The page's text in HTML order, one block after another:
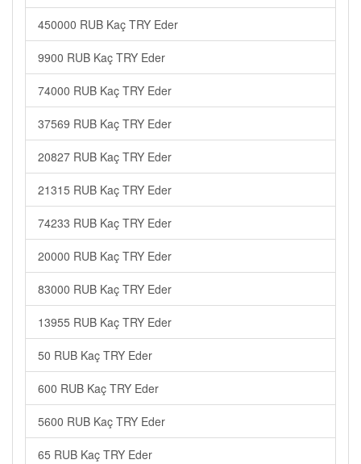
450000 RUB Kaç TRY Eder
9900 RUB Kaç TRY Eder
74000 RUB Kaç TRY Eder
37569 RUB Kaç TRY Eder
20827 RUB Kaç TRY Eder
21315 RUB Kaç TRY Eder
74233 RUB Kaç TRY Eder
20000 RUB Kaç TRY Eder
83000 RUB Kaç TRY Eder
13955 RUB Kaç TRY Eder
50 RUB Kaç TRY Eder
600 RUB Kaç TRY Eder
5600 RUB Kaç TRY Eder
65 RUB Kaç TRY Eder